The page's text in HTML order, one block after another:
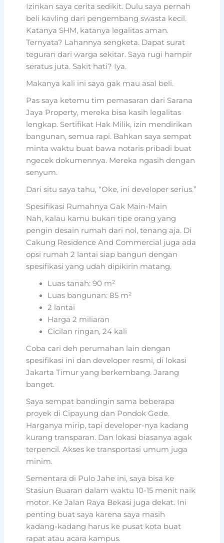
Izinkan saya cerita sedikit. Dulu saya pernah
beli kavling dari pengembang swasta kecil.
Katanya SHM, katanya legalitas aman.
Ternyata? Lahannya sengketa. Dapat surat
teguran dari warga sekitar. Saya rugi hampir
seratus juta. Sakit hati? Iya.
Makanya kali ini saya gak mau asal beli.
Pas saya ketemu tim pemasaran dari Sarana
Jaya Property, mereka bisa kasih legalitas
lengkap. Sertifikat Hak Milik, izin mendirikan
bangunan, semua rapi. Bahkan saya sempat
minta waktu buat bawa notaris pribadi buat
ngecek dokumennya. Mereka ngasih dengan
senyum.
Dari situ saya tahu, “Oke, ini developer serius.”
Spesifikasi Rumahnya Gak Main-Main
Nah, kalau kamu bukan tipe orang yang
pengin desain rumah dari nol, tenang aja. Di
Cakung Residence And Commercial juga ada
opsi rumah 2 lantai siap bangun dengan
spesifikasi yang udah dipikirin matang.
Luas tanah: 90 m²
Luas bangunan: 85 m²
2 lantai
Harga 2 miliaran
Cicilan ringan, 24 kali
Coba cari deh perumahan lain dengan
spesifikasi ini dan developer resmi, di lokasi
Jakarta Timur yang berkembang. Jarang
banget.
Saya sempat bandingin sama beberapa
proyek di Cipayung dan Pondok Gede.
Harganya mirip, tapi developer-nya kadang
kurang transparan. Dan lokasi biasanya agak
terpencil. Akses ke transportasi umum juga
minim.
Sementara di Pulo Jahe ini, saya bisa ke
Stasiun Buaran dalam waktu 10-15 menit naik
motor. Ke Jalan Raya Bekasi juga dekat. Ini
penting buat saya karena saya masih
kadang-kadang harus ke pusat kota buat
rapat atau acara kampus.